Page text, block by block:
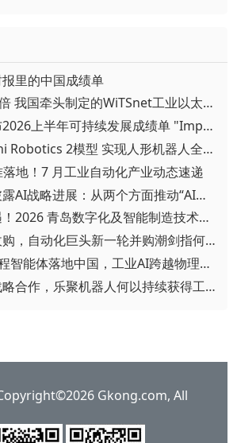
里的中国成绩单
▪ 性能提升5至10倍 我国牵头制定的WiTSnet工业以太网国际标准正式发布
▪ 施耐德电气发布2026上半年可持续发展成绩单 "Impact 2030"路线图开局稳健
▪ 谷歌发布Gemini Robotics 2模型 实现人形机器人全身智能控制突破
地！7 月工业自动化产业动态速递
▪ 汇川技术首次披露AI战略进展：从两个方面推动“AI业务化”落地
▪ 聚焦智造新机遇！2026 青岛数字化及智能制造技术论坛圆满落幕
▪ 相继宣布重磅收购，自动化巨头新一轮并购潮剑指何方？
▪ 西门子Eigen工程智能体落地中国，工业AI跨越物理世界“确定性”拐点
▪ 与哈金森达成战略合作，乐聚机器人何以持续获得工业巨头青睐？
Gkong.com, All